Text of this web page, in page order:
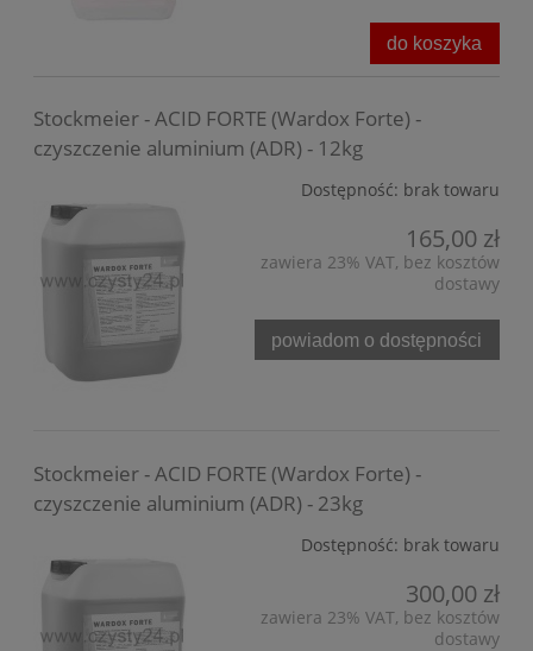
do koszyka
Stockmeier - ACID FORTE (Wardox Forte) -
czyszczenie aluminium (ADR) - 12kg
Dostępność: brak towaru
165,00 zł
zawiera 23% VAT, bez kosztów
dostawy
powiadom o dostępności
Stockmeier - ACID FORTE (Wardox Forte) -
czyszczenie aluminium (ADR) - 23kg
Dostępność: brak towaru
300,00 zł
zawiera 23% VAT, bez kosztów
dostawy